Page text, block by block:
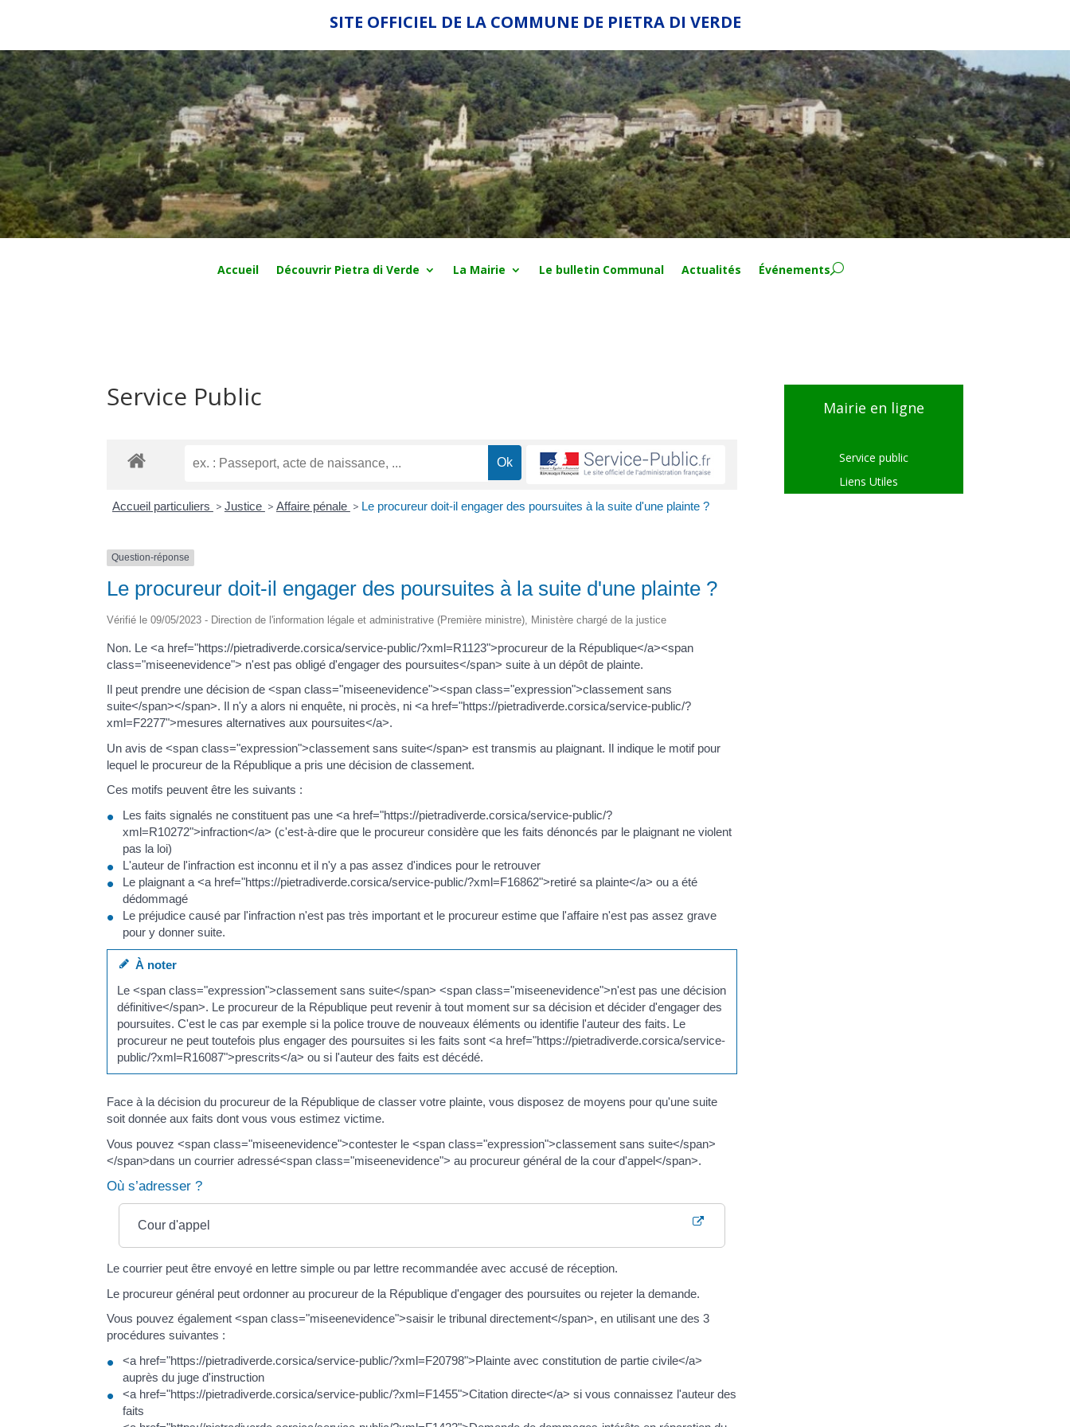
SITE OFFICIEL DE LA COMMUNE DE PIETRA DI VERDE
Accueil Découvrir Pietra di Verde La Mairie Le bulletin Communal Actualités Événements
Service Public
Accueil particuliers > Justice > Affaire pénale > Le procureur doit-il engager des poursuites à la suite d'une plainte ?
Question-réponse
Le procureur doit-il engager des poursuites à la suite d'une plainte ?
Vérifié le 09/05/2023 - Direction de l'information légale et administrative (Première ministre), Ministère chargé de la justice
Non. Le <a href="https://pietradiverde.corsica/service-public/?xml=R1123">procureur de la République</a><span
class="miseenevidence"> n'est pas obligé d'engager des poursuites</span> suite à un dépôt de plainte.
Il peut prendre une décision de <span class="miseenevidence"><span class="expression">classement sans
suite</span></span>. Il n'y a alors ni enquête, ni procès, ni <a href="https://pietradiverde.corsica/service-public/?
xml=F2277">mesures alternatives aux poursuites</a>.
Un avis de <span class="expression">classement sans suite</span> est transmis au plaignant. Il indique le motif pour
lequel le procureur de la République a pris une décision de classement.
Ces motifs peuvent être les suivants :
Les faits signalés ne constituent pas une <a href="https://pietradiverde.corsica/service-public/?
xml=R10272">infraction</a> (c'est-à-dire que le procureur considère que les faits dénoncés par le plaignant ne violent
pas la loi)
L'auteur de l'infraction est inconnu et il n'y a pas assez d'indices pour le retrouver
Le plaignant a <a href="https://pietradiverde.corsica/service-public/?xml=F16862">retiré sa plainte</a> ou a été
dédommagé
Le préjudice causé par l'infraction n'est pas très important et le procureur estime que l'affaire n'est pas assez grave
pour y donner suite.
À noter
Le <span class="expression">classement sans suite</span> <span class="miseenevidence">n'est pas une décision
définitive</span>. Le procureur de la République peut revenir à tout moment sur sa décision et décider d'engager des
poursuites. C'est le cas par exemple si la police trouve de nouveaux éléments ou identifie l'auteur des faits. Le
procureur ne peut toutefois plus engager des poursuites si les faits sont <a href="https://pietradiverde.corsica/service-
public/?xml=R16087">prescrits</a> ou si l'auteur des faits est décédé.
Face à la décision du procureur de la République de classer votre plainte, vous disposez de moyens pour qu'une suite
soit donnée aux faits dont vous vous estimez victime.
Vous pouvez <span class="miseenevidence">contester le <span class="expression">classement sans suite</span>
</span>dans un courrier adressé<span class="miseenevidence"> au procureur général de la cour d'appel</span>.
Où s’adresser ?
Cour d'appel
Le courrier peut être envoyé en lettre simple ou par lettre recommandée avec accusé de réception.
Le procureur général peut ordonner au procureur de la République d'engager des poursuites ou rejeter la demande.
Vous pouvez également <span class="miseenevidence">saisir le tribunal directement</span>, en utilisant une des 3
procédures suivantes :
<a href="https://pietradiverde.corsica/service-public/?xml=F20798">Plainte avec constitution de partie civile</a>
auprès du juge d'instruction
<a href="https://pietradiverde.corsica/service-public/?xml=F1455">Citation directe</a> si vous connaissez l'auteur des
faits
Mairie en ligne
Service public
Liens Utiles